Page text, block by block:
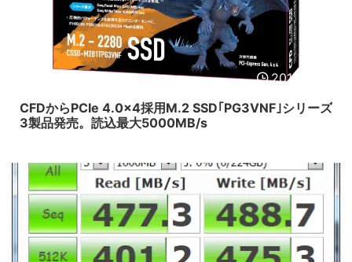
2019/6/27
CFDからPCIe 4.0x4採用M.2 SSD｢PG3VNF｣シリーズ
3製品発売。読込最大5000MB/s